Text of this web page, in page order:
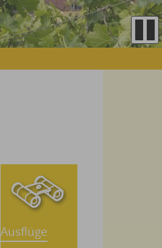
Ausflüge